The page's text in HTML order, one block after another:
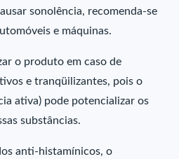
sonolência, recomenda-se
e máquinas.
o produto em caso de
e tranqüilizantes, pois o
ativa) pode potencializar os
substâncias.
anti-histamínicos, o